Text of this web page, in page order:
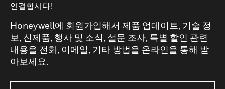
연결합시다!
Honeywell에 회원가입해서 제품 업데이트, 기술 정
보, 신제품, 행사 및 소식, 설문 조사, 특별 할인 관련
내용을 전화, 이메일, 기타 방법을 온라인을 통해 받
아보세요.